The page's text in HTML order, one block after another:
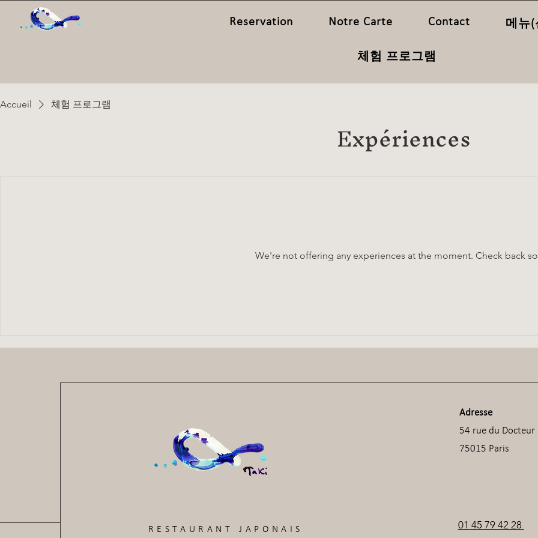
Reservation Notre Carte Contact 메뉴(
체험 프로그램
Accueil 체험 프로그램
Expériences
We're not offering any experiences at the moment. Check back
RESTAURANT JAPONAIS
Adresse
54 rue du Docteur
75015 Paris
01 45 79 42 28